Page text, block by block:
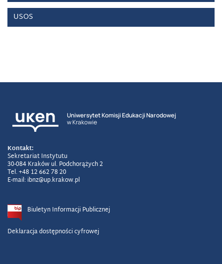
USOS
Uniwersytet Komisji Edukacji Narodowej
w Krakowie
Kontakt:
Sekretariat Instytutu
30-084 Kraków ul. Podchorążych 2
Tel. +48 12 662 78 20
E-mail: ibnz@up.krakow.pl
Biuletyn Informacji Publicznej
Deklaracja dostępności cyfrowej